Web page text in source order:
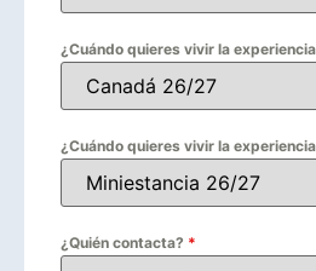
¿Cuándo quieres vivir la
¿Cuándo quieres vivir la
¿Quién contacta? *